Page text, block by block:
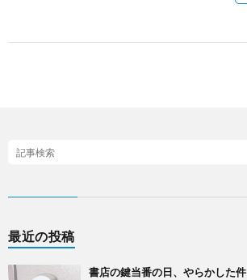
最近の投稿
書店の鍵当番の日、やらかした件